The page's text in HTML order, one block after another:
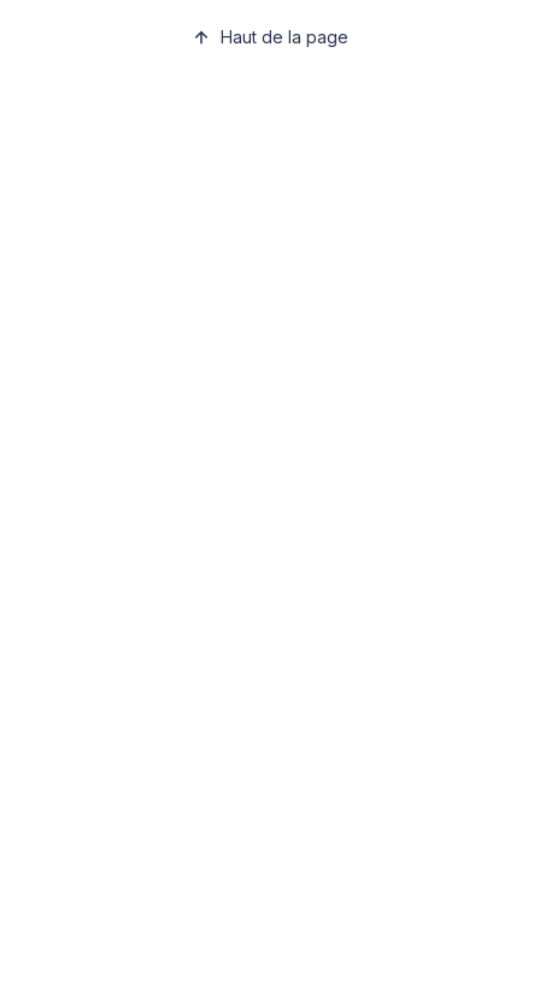
Haut de la page